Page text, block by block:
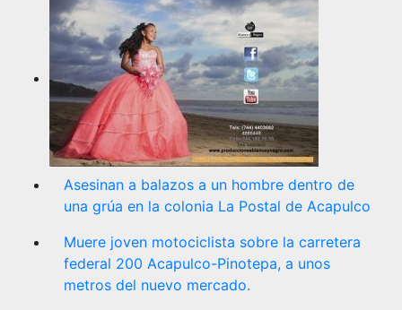
Asesinan a balazos a un hombre dentro de
una grúa en la colonia La Postal de Acapulco
Muere joven motociclista sobre la carretera
federal 200 Acapulco-Pinotepa, a unos
metros del nuevo mercado.